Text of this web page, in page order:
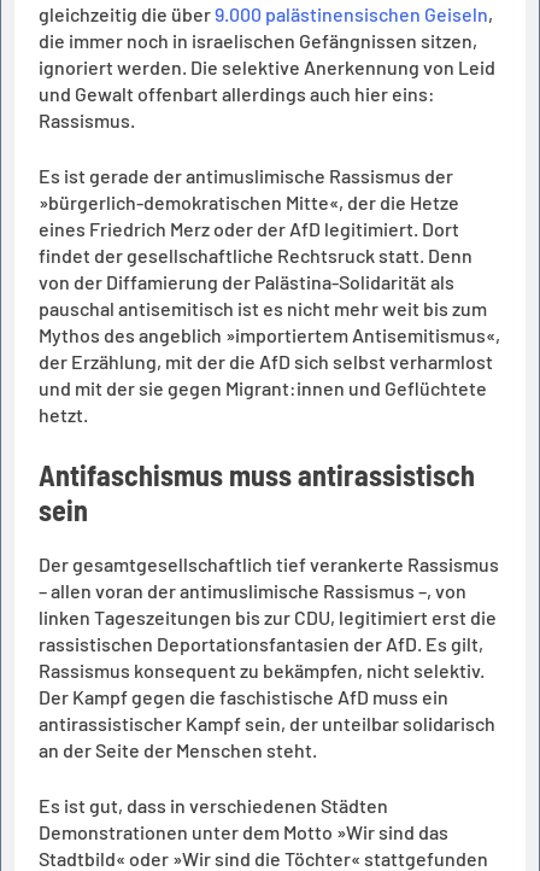
gleichzeitig die über9.000 palästinensischen Geiseln,
die immer noch in israelischen Gefängnissen sitzen,
ignoriert werden. Die selektive Anerkennung von Leid
und Gewalt offenbart allerdings auch hier eins:
Rassismus.
Es ist gerade der antimuslimische Rassismus der
»bürgerlich-demokratischen Mitte«, der die Hetze
eines Friedrich Merz oder der AfD legitimiert. Dort
findet der gesellschaftliche Rechtsruck statt. Denn
von der Diffamierung der Palästina-Solidarität als
pauschal antisemitisch ist es nicht mehr weit bis zum
Mythos des angeblich »importiertem Antisemitismus«,
der Erzählung, mit der die AfD sich selbst verharmlost
und mit der sie gegen Migrant:innen und Geflüchtete
hetzt.
Antifaschismus muss antirassistisch
sein
Der gesamtgesellschaftlich tief verankerte Rassismus
– allen voran der antimuslimische Rassismus –, von
linken Tageszeitungen bis zur CDU, legitimiert erst die
rassistischen Deportationsfantasien der AfD. Es gilt,
Rassismus konsequent zu bekämpfen, nicht selektiv.
Der Kampf gegen die faschistische AfD muss ein
antirassistischer Kampf sein, der unteilbar solidarisch
an der Seite der Menschen steht.
Es ist gut, dass in verschiedenen Städten
Demonstrationen unter dem Motto »Wir sind das
Stadtbild« oder »Wir sind die Töchter« stattgefunden